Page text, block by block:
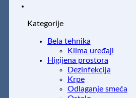
Kategorije
Bela tehnika
Klima uređaji
Higijena prostora
Dezinfekcija
Krpe
Odlaganje smeća